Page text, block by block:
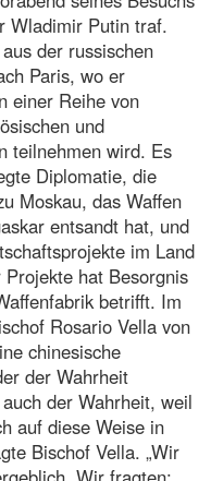
Wladimir Putin traf.
der russischen
Paris, wo er
einer Reihe von
und
teilnehmen wird. Es
Diplomatie, die
Moskau, das Waffen
entsandt hat, und
im Land
hat Besorgnis
betrifft. Im
Rosario Vella von
chinesische
der Wahrheit
der Wahrheit, weil
auf diese Weise in
Bischof Vella. „Wir